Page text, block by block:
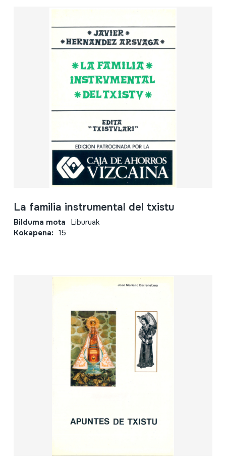
La familia instrumental del txistu
Bilduma mota Liburuak
Kokapena: 15